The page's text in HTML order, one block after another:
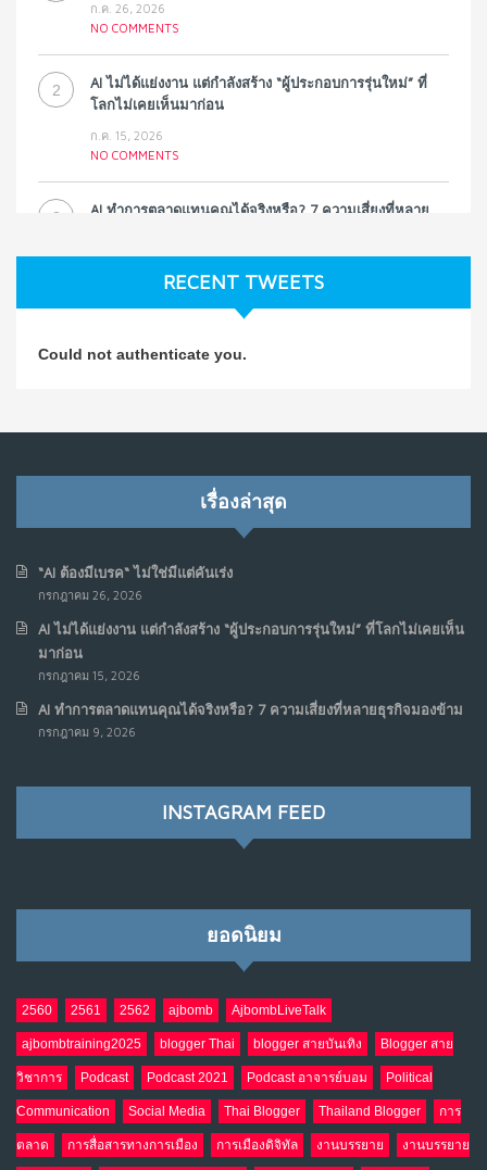
ก.ค. 26, 2026
NO COMMENTS
2
AI ไม่ได้แย่งงาน แต่กำลังสร้าง “ผู้ประกอบการรุ่นใหม่” ที่
โลกไม่เคยเห็นมาก่อน
ก.ค. 15, 2026
NO COMMENTS
3
AI ทำการตลาดแทนคุณได้จริงหรือ? 7 ความเสี่ยงที่หลาย
NO COMMENTS
Koe ในแบบอาจารย์บอม
รัฐอาจเป็นจุดเริ่มต้นของ “ขบวนการประท้วงดิจิทัล” ครั้งใหม่
6
7
เมื่อรัฐบาลเริ่มคิดแบบแพลตฟอร์ม : AI กำลังเปลี่ยนรัฐ
ราชการไปตลอดกาล
NO COMMENTS
เมื่อโลกออนไลน์ กลายเป็น“ศาลเตี้ย”
9
NO COMMENTS
10 อินโดนีเซีย กับเกมอำนาจที่มองไม่เห็น
เม.ย. 19, 2026
NO COMMENTS
RECENT TWEETS
Could not authenticate you.
เรื่องล่าสุด
“AI ต้องมีเบรค“ ไม่ใช่มีแต่คันเร่ง
กรกฎาคม 26, 2026
AI ไม่ได้แย่งงาน แต่กำลังสร้าง “ผู้ประกอบการรุ่นใหม่” ที่โลกไม่เคยเห็น
มาก่อน
กรกฎาคม 15, 2026
AI ทำการตลาดแทนคุณได้จริงหรือ? 7 ความเสี่ยงที่หลายธุรกิจมองข้าม
กรกฎาคม 9, 2026
INSTAGRAM FEED
ยอดนิยม
2560 2561 2562 ajbomb AjbombLiveTalk
ajbombtraining2025 blogger Thai blogger สายบันเทิง Blogger สาย
วิชาการ Podcast Podcast 2021 Podcast อาจารย์บอม Political
Communication Social Media Thai Blogger Thailand Blogger การ
ตลาด การสื่อสารทางการเมือง การเมืองดิจิทัล งานบรรยาย งานบรรยาย